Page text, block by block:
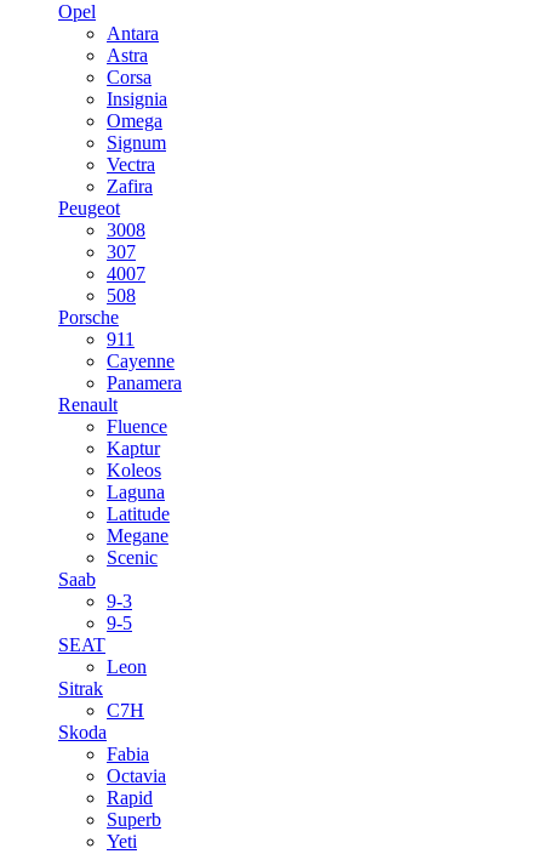
Opel
Antara
Astra
Corsa
Insignia
Omega
Signum
Vectra
Zafira
Peugeot
3008
307
4007
508
Porsche
911
Cayenne
Panamera
Renault
Fluence
Kaptur
Koleos
Laguna
Latitude
Megane
Scenic
Saab
9-3
9-5
SEAT
Leon
Sitrak
C7H
Skoda
Fabia
Octavia
Rapid
Superb
Yeti